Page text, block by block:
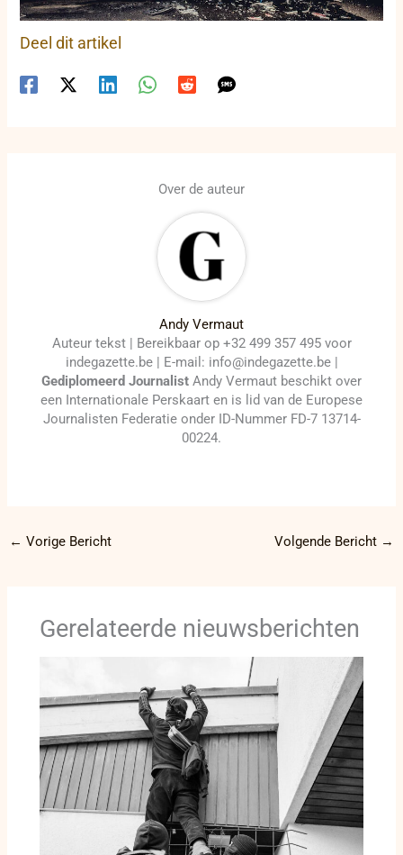
Deel dit artikel
Over de auteur
Andy Vermaut
Auteur tekst | Bereikbaar op +32 499 357 495 voor
indegazette.be | E-mail: info@indegazette.be |
Gediplomeerd Journalist Andy Vermaut beschikt over
een Internationale Perskaart en is lid van de Europese
Journalisten Federatie onder ID-Nummer FD-7 13714-
00224.
← Vorige Bericht Volgende Bericht →
Gerelateerde nieuwsberichten